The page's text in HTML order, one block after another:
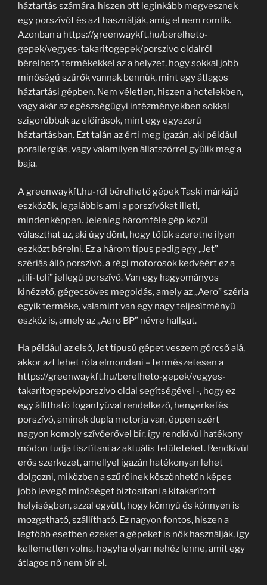
háztartás számára, hiszen ott leginkább megvesznek
egy porszívót és azt használják, amíg el nem romlik.
Azonban a https://greenwaykft.hu/berelheto-
gepek/vegyes-takaritogepek/porszivo oldalról
bérelhető termékekkel az a helyzet, hogy sokkal jobb
minőségű szűrők vannak bennük, mint egy átlagos
háztartási gépben. Nem véletlen, hiszen a hotelekben,
vagy akár az egészségügyi intézményekben sokkal
szigorúbbak az előírások, mint egy egyszerű
háztartásban. Ezt talán az érti meg igazán, aki például
porallergiás, vagy valamilyen állatszőrrel gyűlik meg a
baja.
A greenwaykft.hu-ról bérelhető gépek Taski márkájú
eszközök, legalábbis ami a porszívókat illeti,
mindenképpen. Jelenleg háromféle gép közül
választhat az, aki úgy dönt, hogy tőlük szeretne ilyen
eszközt bérelni. Ez a három típus pedig egy „Jet”
szériás álló porszívó, a régi motorosok kedvéért ez a
„tili-toli” jellegű porszívó. Van egy hagyományos
kinézető, gégecsöves megoldás, amely az „Aero” széria
egyik terméke, valamint van egy nagy teljesítményű
eszköz is, amely az „Aero BP” névre hallgat.
Ha például az első, Jet típusú gépet veszem górcső alá,
akkor azt lehet róla elmondani – természetesen a
https://greenwaykft.hu/berelheto-gepek/vegyes-
takaritogepek/porszivo oldal segítségével -, hogy ez
egy állítható fogantyúval rendelkező, hengerkefés
porszívó, aminek dupla motorja van, éppen ezért
nagyon komoly szívóerővel bír, így rendkívül hatékony
módon tudja tisztítani az aktuális felületeket. Rendkívül
erős szerkezet, amellyel igazán hatékonyan lehet
dolgozni, miközben a szűrőinek köszönhetőn képes
jobb levegő minőséget biztosítani a kitakarított
helyiségben, azzal együtt, hogy könnyű és könnyen is
mozgatható, szállítható. Ez nagyon fontos, hiszen a
legtöbb esetben ezeket a gépeket is nők használják, így
kellemetlen volna, hogyha olyan nehéz lenne, amit egy
átlagos nő nem bír el.